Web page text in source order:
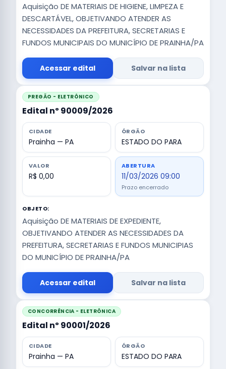
Aquisição DE MATERIAIS DE HIGIENE, LIMPEZA E
DESCARTÁVEL, OBJETIVANDO ATENDER AS
NECESSIDADES DA PREFEITURA, SECRETARIAS E
FUNDOS MUNICIPAIS DO MUNICÍPIO DE PRAINHA/PA
Acessar edital Salvar na lista
PREGÃO - ELETRÔNICO
Edital nº 90009/2026
CIDADE
Prainha — PA
ÓRGÃO
ESTADO DO PARA
VALOR
R$ 0,00
ABERTURA
11/03/2026 09:00
Prazo encerrado
OBJETO:
Aquisição DE MATERIAIS DE EXPEDIENTE,
OBJETIVANDO ATENDER AS NECESSIDADES DA
PREFEITURA, SECRETARIAS E FUNDOS MUNICIPIAS
DO MUNICÍPIO DE PRAINHA/PA
Acessar edital Salvar na lista
CONCORRÊNCIA - ELETRÔNICA
Edital nº 90001/2026
CIDADE
Prainha — PA
ÓRGÃO
ESTADO DO PARA